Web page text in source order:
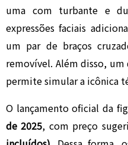
uma com turbante e
expressões faciais
um par de braços
removível. Além disso,
permite simular a icônica
O lançamento oficial da
de 2025, com preço